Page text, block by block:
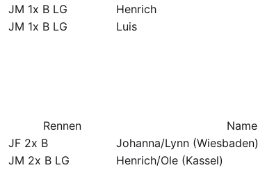
JM 1x B LG Henrich
JM 1x B LG Luis
Rennen Name
JF 2x B Johanna/Lynn (Wiesbaden)
JM 2x B LG Henrich/Ole (Kassel)